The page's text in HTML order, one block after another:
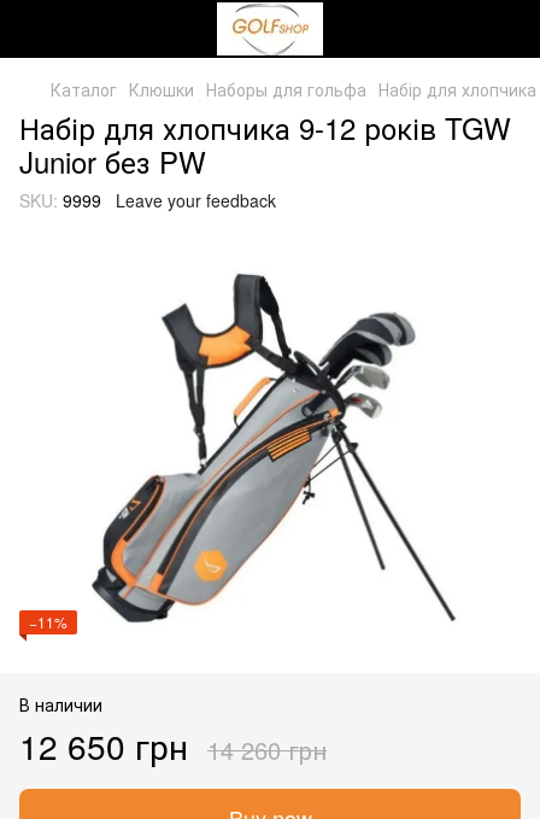
Каталог Клюшки Наборы для гольфа Набір для
Набір для хлопчика 9-12 років TGW
Junior без PW
SKU: 9999 Leave your feedback
−11%
В наличии
12 650 грн 14 260 грн